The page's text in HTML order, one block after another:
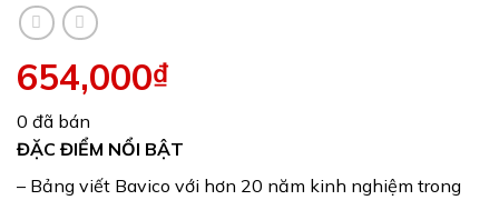
654,000₫
0 đã bán
ĐẶC ĐIỂM NỔI BẬT
– Bảng viết Bavico với hơn 20 năm kinh nghiệm trong